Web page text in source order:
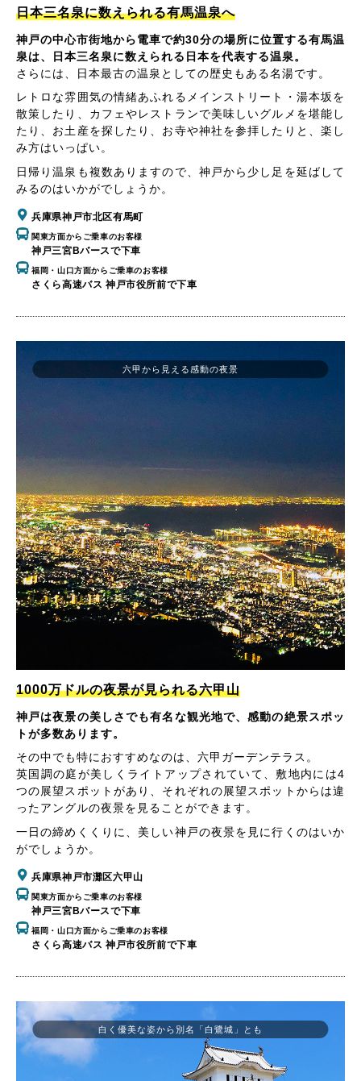
日本三名泉に数えられる有馬温泉へ
神戸の中心市街地から電車で約30分の場所に位置する有馬温
泉は、日本三名泉に数えられる日本を代表する温泉。
さらには、日本最古の温泉としての歴史もある名湯です。
レトロな雰囲気の情緒あふれるメインストリート・湯本坂を
散策したり、カフェやレストランで美味しいグルメを堪能し
たり、お土産を探したり、お寺や神社を参拝したりと、楽し
み方はいっぱい。
日帰り温泉も複数ありますので、神戸から少し足を延ばして
みるのはいかがでしょうか。
兵庫県神戸市北区有馬町
関東方面からご乗車のお客様
神戸三宮Bバースで下車
福岡・山口方面からご乗車のお客様
さくら高速バス 神戸市役所前で下車
1000万ドルの夜景が見られる六甲山
神戸は夜景の美しさでも有名な観光地で、感動の絶景スポッ
トが多数あります。
その中でも特におすすめなのは、六甲ガーデンテラス。
英国調の庭が美しくライトアップされていて、敷地内には4
つの展望スポットがあり、それぞれの展望スポットからは違
ったアングルの夜景を見ることができます。
一日の締めくくりに、美しい神戸の夜景を見に行くのはいか
がでしょうか。
兵庫県神戸市灘区六甲山
関東方面からご乗車のお客様
神戸三宮Bバースで下車
福岡・山口方面からご乗車のお客様
さくら高速バス 神戸市役所前で下車
六甲から見える感動の夜景
白く優美な姿から別名「白鷺城」とも